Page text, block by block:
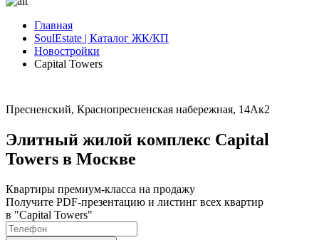
Главная
SoulEstate | Каталог ЖК/КП
Новостройки
Capital Towers
Пресненский, Краснопресненская набережная, 14Ак2
Элитный жилой комплекс Capital
Towers в Москве
Квартиры премиум-класса на продажу
Получите PDF-презентацию и листинг всех квартир
в "Capital Towers"